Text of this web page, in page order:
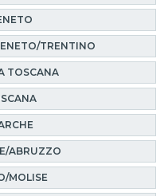
TRENTINO
TOSCANA
ABRUZZO
MOLISE